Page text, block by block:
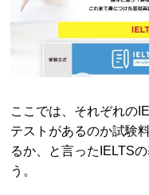
ここでは、それぞれの
テストがあるのか試験
るか、と言ったIELTS
う。